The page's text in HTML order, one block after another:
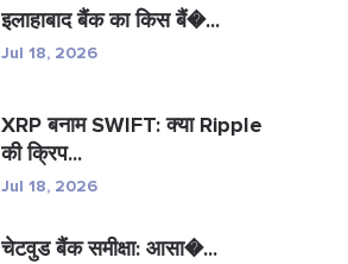
इलाहाबाद बैंक का किस बैं�...
Jul 18, 2026
XRP बनाम SWIFT: क्या Ripple
की क्रिप...
Jul 18, 2026
चेटवुड बैंक समीक्षा: आसा�...